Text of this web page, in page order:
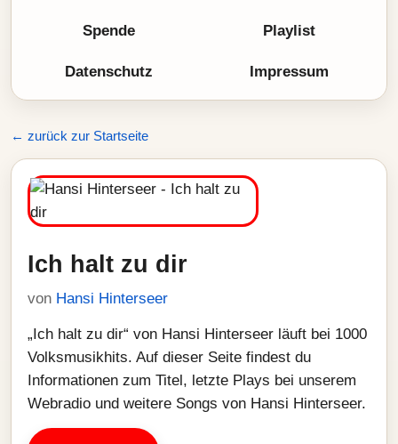
Spende Playlist
Datenschutz Impressum
← zurück zur Startseite
Ich halt zu dir
von Hansi Hinterseer
„Ich halt zu dir“ von Hansi Hinterseer läuft bei 1000
Volksmusikhits. Auf dieser Seite findest du
Informationen zum Titel, letzte Plays bei unserem
Webradio und weitere Songs von Hansi Hinterseer.